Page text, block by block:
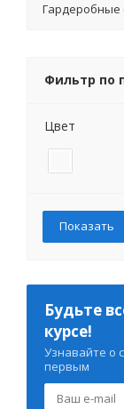
Гардеробные
Фильтр по
Цвет
Будьте
курсе!
Узнавайте о
первым